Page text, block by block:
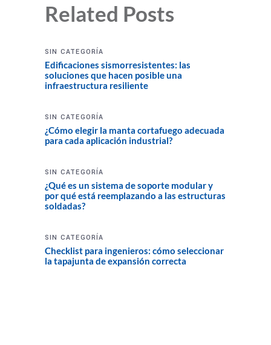
Related Posts
SIN CATEGORÍA
Edificaciones sismorresistentes: las
soluciones que hacen posible una
infraestructura resiliente
SIN CATEGORÍA
¿Cómo elegir la manta cortafuego adecuada
para cada aplicación industrial?
SIN CATEGORÍA
¿Qué es un sistema de soporte modular y
por qué está reemplazando a las estructuras
soldadas?
SIN CATEGORÍA
Checklist para ingenieros: cómo seleccionar
la tapajunta de expansión correcta